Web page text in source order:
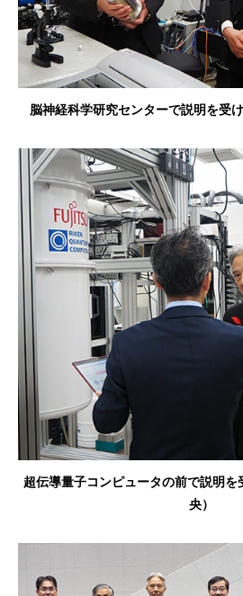
脳神経科学研究センターで説明を受
超伝導量子コンピュータの前で説明を
央）